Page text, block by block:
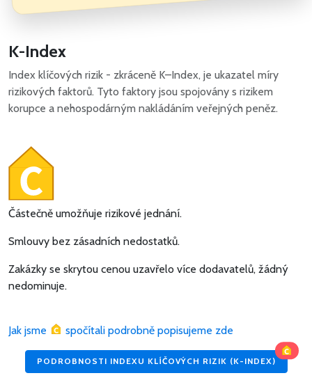
K-Index
Index klíčových rizik - zkráceně K–Index, je ukazatel míry
rizikových faktorů. Tyto faktory jsou spojovány s rizikem
korupce a nehospodárným nakládáním veřejných peněz.
Částečně umožňuje rizikové jednání.
Smlouvy bez zásadních nedostatků.
Zakázky se skrytou cenou uzavřelo více dodavatelů, žádný
nedominuje.
Jak jsme spočítali podrobně popisujeme zde
PODROBNOSTI INDEXU KLÍČOVÝCH RIZIK (K-INDEX)